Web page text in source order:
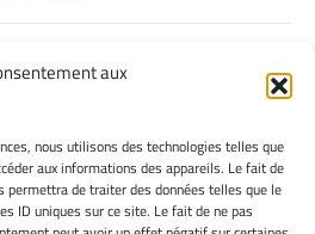
aux
nous utilisons des technologies telles que
aux informations des appareils. Le fait de
permettra de traiter des données telles que le
ID uniques sur ce site. Le fait de ne pas
LÉGALES